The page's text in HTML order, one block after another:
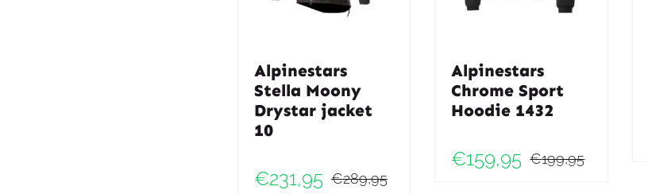
Alpinestars
Stella Moony
Drystar jacket
10
€289,95
€231,95
Alpinestars
Chrome Sport
Hoodie 1432
€199,95
€159,95